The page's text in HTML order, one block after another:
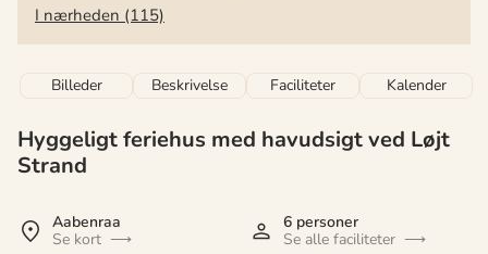
I nærheden (115)
Billeder Beskrivelse Faciliteter Kalender
Hyggeligt feriehus med havudsigt ved Løjt
Strand
Aabenraa
Se kort
6 personer
Se alle faciliteter